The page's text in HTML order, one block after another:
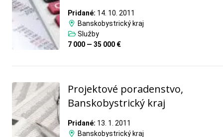
Pridané: 14. 10. 2011
Banskobystrický kraj
Služby
7 000 — 35 000 €
Projektové poradenstvo,
Banskobystrický kraj
Pridané: 13. 1. 2011
Banskobystrický kraj